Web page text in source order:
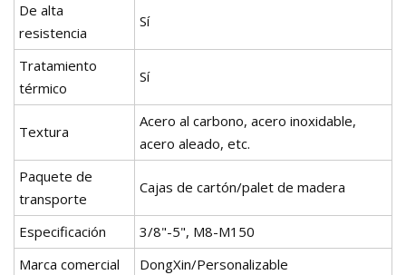
De alta
resistencia
Sí
Tratamiento
térmico
Sí
Textura
Acero al carbono, acero inoxidable,
acero aleado, etc.
Paquete de
transporte
Cajas de cartón/palet de madera
Especificación
3/8"-5", M8-M150
Marca comercial
DongXin/Personalizable